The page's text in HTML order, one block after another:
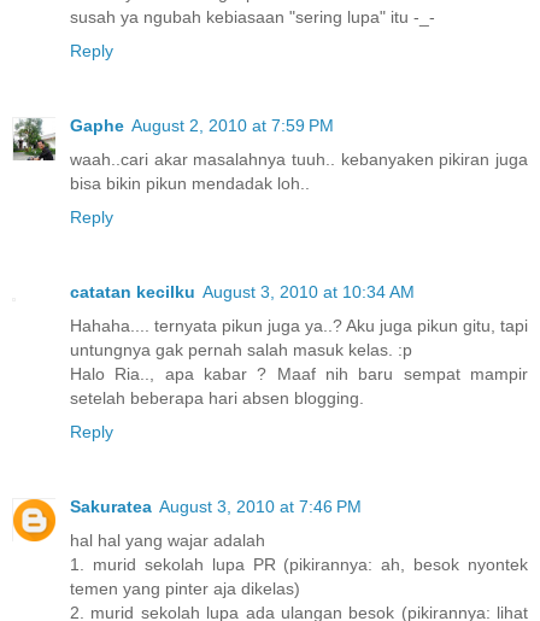
susah ya ngubah kebiasaan "sering lupa" itu -_-
Reply
Gaphe August 2, 2010 at 7:59 PM
waah..cari akar masalahnya tuuh.. kebanyaken pikiran juga
bisa bikin pikun mendadak loh..
Reply
catatan kecilku August 3, 2010 at 10:34 AM
Hahaha.... ternyata pikun juga ya..? Aku juga pikun gitu, tapi
untungnya gak pernah salah masuk kelas. :p
Halo Ria.., apa kabar ? Maaf nih baru sempat mampir
setelah beberapa hari absen blogging.
Reply
Sakuratea August 3, 2010 at 7:46 PM
hal hal yang wajar adalah
1. murid sekolah lupa PR (pikirannya: ah, besok nyontek
temen yang pinter aja dikelas)
2. murid sekolah lupa ada ulangan besok (pikirannya: lihat